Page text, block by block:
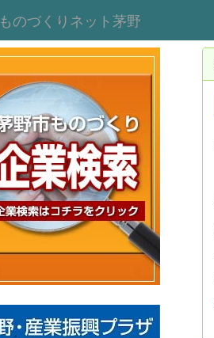
ものづくりネット茅野